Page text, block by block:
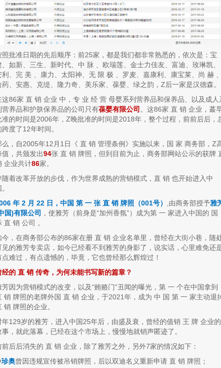
照批准日期的先后顺序：前25家，都是我们都非常熟悉的，依次是：宝
、如新、三生、新时代、中 脉 、欧瑞莲、金士力佳友、富迪、玫琳凯、
利、完 美 、康力、太阳神、无 限 极 、罗麦、嘉康利、康宝莱、尚 赫
药、安惠、克缇、隆力奇、美乐家、葆婴、绿之韵，Z后一家是汉德森。
这86家 直 销 企业 中，专 业 经 营 母婴系列营养品和保养品、以及成人
营养品和护肤保养品的公司只有葆婴有限公司 。这86家 直 销 企业，蕞
准的时间是2006年，Z晚批准的时间是2018年，整个过程，前前后后，
跨度了12年时间。
么，自2005年12月1日《 直 销 管理条例》实施以来，国 家 商务部，Z
值，共颁发出94张 直 销 牌照，但到目前为止，商务部网站公示的获牌
企业共计86家。
随着改革开放的步伐，作为世界成熟的营销模式，直 销 也开始进入中
年 2 月 22 日，中国 第 一 张 直 销 牌照（001号）
,由商务部授予雅
国)有限公司 ，使雅芳（前身是“加州香氛”）成为第 一 家进入中国的 国
直 销 公司 。
今，在商务部公布的86家在册 直 销 企业名单里，曾经在大街小巷，随
见的雅芳专卖店，如今已经看不到雅芳的身影了，说实话，心里难免还
点难过，有点遗憾的，毕竟，它也曾经那么辉煌过！
经的 直 销 传奇，为何未能书写新的篇章？
芳因为营销模式的改变，以及“贿赂门”丑闻的曝光，第 一 个在中国拿到
销 牌照的老牌外国 直 销 企业，于2021年，成为 中 国 第 一 家主动退
销 牌照的企业。
年129岁的雅芳，进入中国25年后，由盛及衰，曾经的值销 王 牌 企业的
事，就此落幕，已经在这个市场上，慢慢地就销声匿迹了。
前后后消失的 直 销 企业，除了雅芳之外，另外7家的情况如下：
珍奥曾因违规宣传被吊销牌照，后以双迪名义重新申请 直 销 牌照；